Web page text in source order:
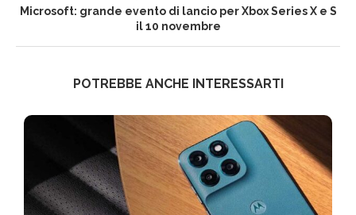
Microsoft: grande evento di lancio per Xbox Series X e S
il 10 novembre
POTREBBE ANCHE INTERESSARTI